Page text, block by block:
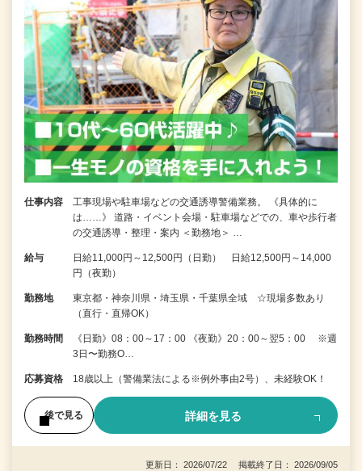
仕事内容
工事現場や駐車場などの交通誘導警備業務。 《具体的に
は……》 道路・イベント会場・駐車場などでの、車や歩行者
の交通誘導・整理・案内 ＜勤務地＞ …
給与
日給11,000円～12,500円（日勤） 日給12,500円～14,000
円（夜勤）
勤務地
東京都・神奈川県・埼玉県・千葉県全域 ☆現場多数あり
（直行・直帰OK）
勤務時間
《日勤》08：00～17：00 《夜勤》20：00～翌5：00 ※週
3日〜勤務O…
応募資格 18歳以上（警備業法による※例外事由2号）、未経験OK！
後で見る 詳細を見る
更新日： 2026/07/22 掲載終了日： 2026/09/05